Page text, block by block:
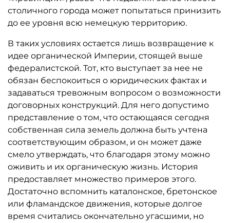
столичного города может попытаться принизить
до ее уровня всю немецкую территорию.
В таких условиях остается лишь возвращение к
идее органической Империи, стоящей выше
федералистской. Тот, кто выступает за нее не
обязан беспокоиться о юридических фактах и
задаваться тревожным вопросом о возможности
договорных конструкций. Для него допустимо
представление о том, что остающаяся сегодня
собственная сила земель должна быть учтена
соответствующим образом, и он может даже
смело утверждать, что благодаря этому можно
оживить и их органическую жизнь. История
предоставляет множество примеров этого.
Достаточно вспомнить каталонское, бретонское
или фламандское движения, которые долгое
время считались окончательно угасшими, но